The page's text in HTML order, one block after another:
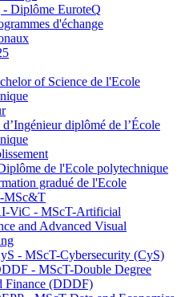
- Diplôme EuroteQ
d'échange
of Science de l'Ecole
diplômé de l’École
de l'Ecole polytechnique
gradué de l'Ecole
MSc&T
ViC - MScT-Artificial
and Advanced Visual
- MScT-Cybersecurity (CyS)
- MScT-Double Degree
Finance (DDDF)